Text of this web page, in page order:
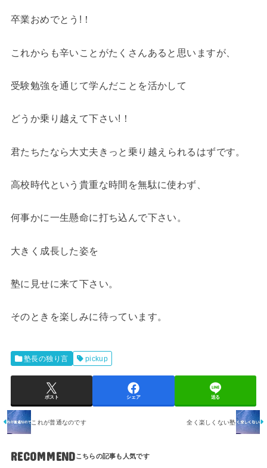
卒業おめでとう!！
これからも辛いことがたくさんあると思いますが、
受験勉強を通じて学んだことを活かして
どうか乗り越えて下さい!！
君たちたなら大丈夫 きっと乗り越えられるはずです。
高校時代という貴重な時間を無駄に使わず、
何事かに一生懸命に打ち込んで下さい。
大きく成長した姿を
塾に見せに来て下さい。
そのときを楽しみに待っています。
塾長の独り言 pickup
ポスト シェア 送る
これが普通なのです 全く楽しくない塾
RECOMMEND